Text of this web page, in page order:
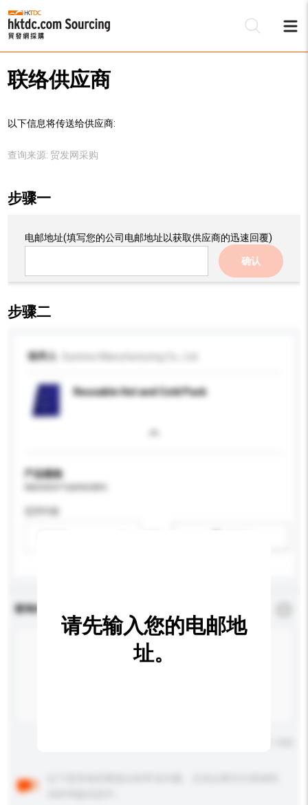
联络供应商
以下信息将传送给供应商:
查询来源: 贸发网采购
步骤一
电邮地址(填写您的公司电邮地址以获取供应商的迅速回覆)
确认
步骤二
收件人
Reusable Hot and Cold Pack
产品规格
适用年龄
查询内容
请先输入您的电邮地
址。